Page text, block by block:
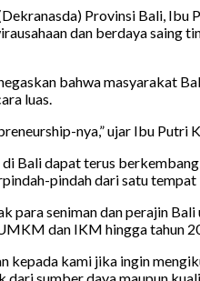
Provinsi Bali,
dan berdaya
bahwa masyarakat
luas.
nya,” ujar Ibu Putri
Bali dapat terus
pindah dari satu
para seniman dan perajin
dan IKM hingga tahun
kepada kami jika ingin